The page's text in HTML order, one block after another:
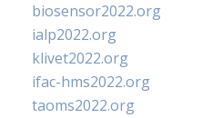
biosensor2022.org
ialp2022.org
klivet2022.org
ifac-hms2022.org
taoms2022.org